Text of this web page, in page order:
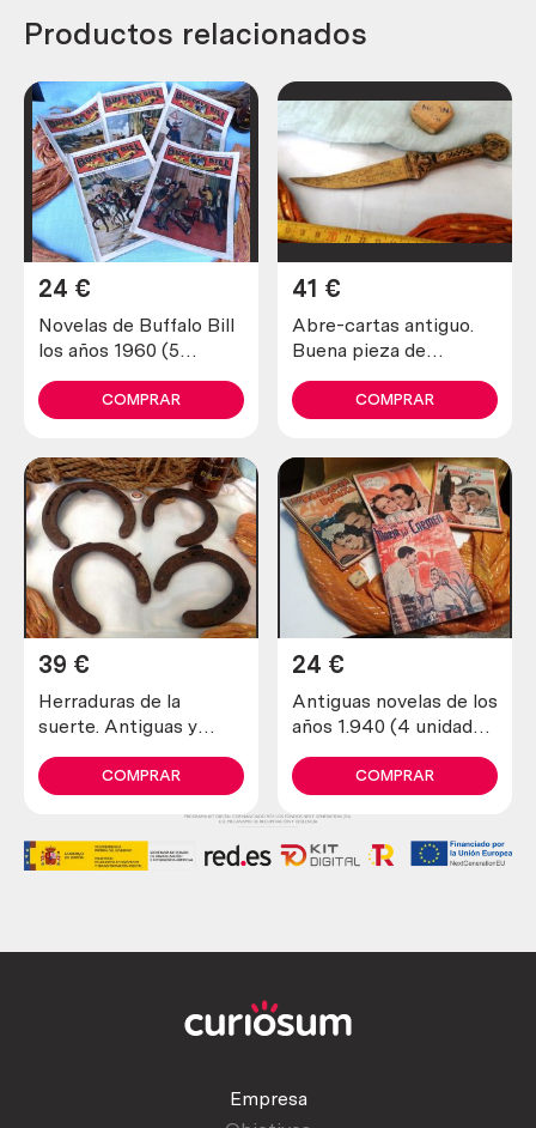
Productos relacionados
Novelas de Buffalo Bill
los años 1960 (5
24 €
COMPRAR
Abre-cartas antiguo.
Buena pieza de
41 €
COMPRAR
Herraduras de la
suerte. Antiguas y
unidades)
39 €
COMPRAR
Antiguas novelas de los
años 1.940 (4 unidades
24 €
COMPRAR
Empresa